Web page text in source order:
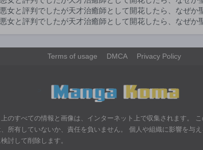
女と評判でしたが天才治癒師として開花したら、なぜか
女と評判でしたが天才治癒師として開花したら、なぜか
Terms of usage DMCA Privacy Policy
のすべての情報と画像は、インターネット上で収集されます。
所有していないか、責任を負いません。 個人や組織に影響を与
討して削除します。